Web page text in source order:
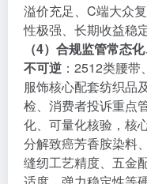
溢价充足、C端大众
性极强、长期收益稳定
（4）合规监管常态
不可逆 ：2512类腰带
服饰核心配套纺织品
检、消费者投诉重点
化、可量化核验，核
分解致癌芳香胺染料
缝纫工艺精度、五金